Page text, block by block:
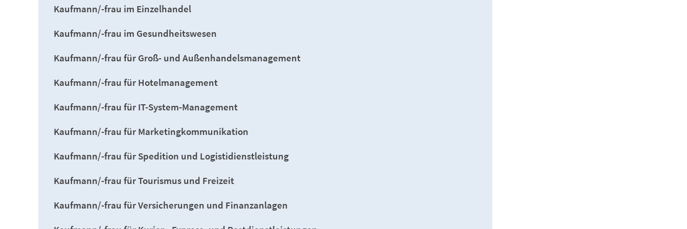
Kaufmann/-frau im Einzelhandel
Kaufmann/-frau im Gesundheitswesen
Kaufmann/-frau für Groß- und Außenhandelsmanagement
Kaufmann/-frau für Hotelmanagement
Kaufmann/-frau für IT-System-Management
Kaufmann/-frau für Marketingkommunikation
Kaufmann/-frau für Spedition und Logistidienstleistung
Kaufmann/-frau für Tourismus und Freizeit
Kaufmann/-frau für Versicherungen und Finanzanlagen